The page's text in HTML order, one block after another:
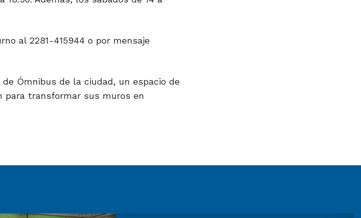
al 2281-415944 o por mensaje
Ómnibus de la ciudad, un espacio de
para transformar sus muros en